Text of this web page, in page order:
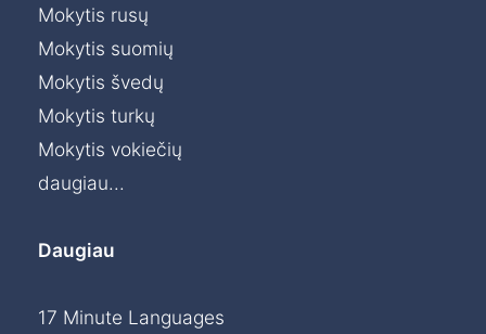
Mokytis rusų
Mokytis suomių
Mokytis švedų
Mokytis turkų
Mokytis vokiečių
daugiau...
Daugiau
17 Minute Languages